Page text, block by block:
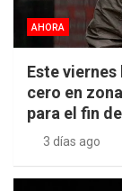
AHORA
Este
cero en
para el fin
3 días ago